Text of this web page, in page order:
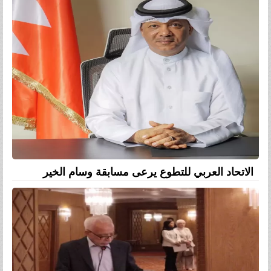
الاتحاد العربي للتطوع يرعى مسابقة وسام الخير